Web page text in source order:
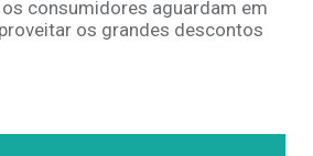
consumidores aguardam em
os grandes descontos